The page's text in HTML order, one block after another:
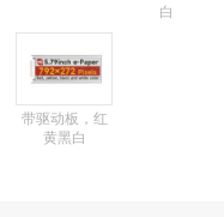
白
带驱动板，红
黄黑白